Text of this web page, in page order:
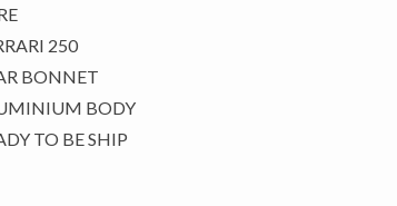
250
BONNET
BODY
TO BE SHIP